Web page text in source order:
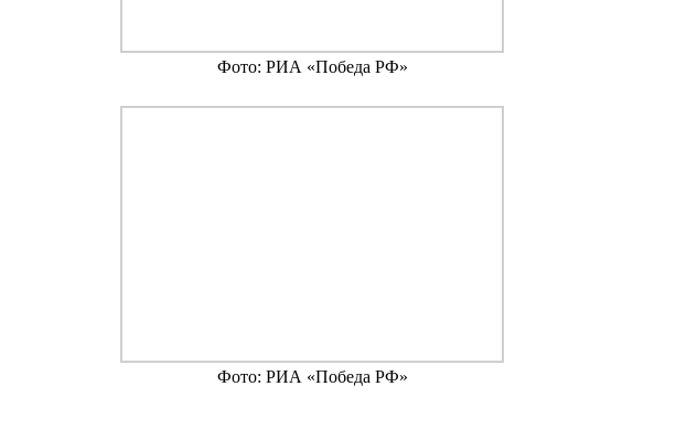
Фото: РИА «Победа РФ»
Фото: РИА «Победа РФ»